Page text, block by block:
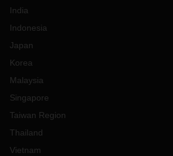
India
Indonesia
Japan
Korea
Malaysia
Singapore
Taiwan Region
Thailand
Vietnam